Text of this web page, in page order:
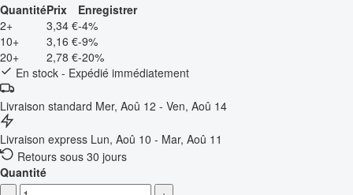
QuantitéPrix
Enregistrer
2+
3,34 €-4%
10+
3,16 €-9%
20+
2,78 €-20%
En stock - Expédié immédiatement
Livraison standard Mer, Aoû 12 - Ven, Aoû 14
Livraison express Lun, Aoû 10 - Mar, Aoû 11
Retours sous 30 jours
Quantité